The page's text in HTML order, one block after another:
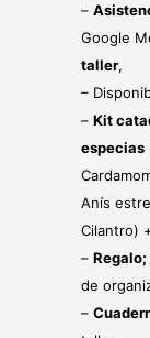
–
Google
taller,
–
– Kit
especias
Anís
Cilantro)
– Regalo;
de
–